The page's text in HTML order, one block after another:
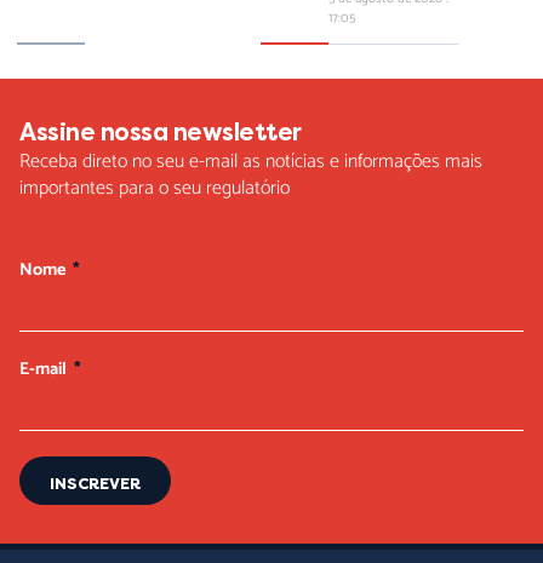
17:05
Assine nossa newsletter
Receba direto no seu e-mail as notícias e informações mais
importantes para o seu regulatório
Nome
E-mail
INSCREVER